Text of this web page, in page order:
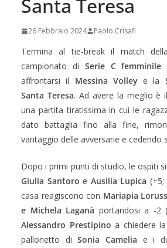
Santa Teresa
26 Febbraio 2024 Paolo Crisafi
Termina al tie-break il match
campionato di Serie C femminile
affrontarsi il Messina Volleye la
Santa Teresa. Ad avere la meglio è
una partita tiratissima in cui le
dato battaglia fino alla fine,
vantaggio delle avversarie e cedendo
Dopo i primi punti di studio, le ospiti
Giulia Santoro e Ausilia Lupica
casa reagiscono con Mariapia
e Michela Laganà portandosi a -2
Alessandro Prestipino a chiedere
pallonetto diSonia Camelia e i